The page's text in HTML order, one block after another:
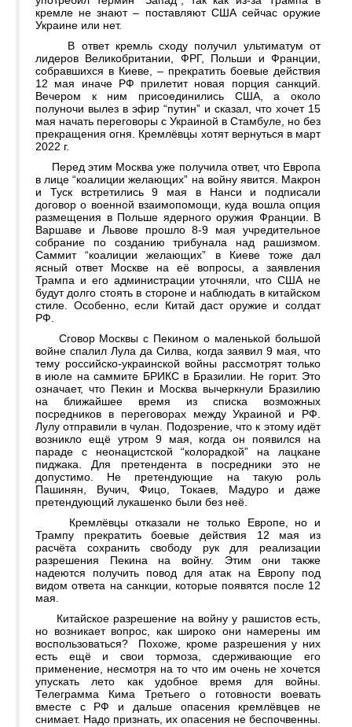
кремле не знают – поставляют США сейчас оружие
Украине или нет.
В ответ кремль сходу получил ультиматум от
лидеров Великобритании, ФРГ, Польши и Франции,
собравшихся в Киеве, – прекратить боевые действия
12 мая иначе РФ прилетит новая порция санкций.
Вечером к ним присоединились США, а около
полуночи вылез в эфир “путин” и сказал, что хочет 15
мая начать переговоры с Украиной в Стамбуле, но без
прекращения огня. Кремлёвцы хотят вернуться в март
2022 г.
Перед этим Москва уже получила ответ, что Европа
в лице “коалиции желающих” на войну явится. Макрон
и Туск встретились 9 мая в Нанси и подписали
договор о военной взаимопомощи, куда вошла опция
размещения в Польше ядерного оружия Франции. В
Варшаве и Львове прошло 8-9 мая учредительное
собрание по созданию трибунала над рашизмом.
Саммит “коалиции желающих” в Киеве тоже дал
ясный ответ Москве на её вопросы, а заявления
Трампа и его администрации уточняли, что США не
будут долго стоять в стороне и наблюдать в китайском
стиле. Особенно, если Китай даст оружие и солдат
РФ.
Сговор Москвы с Пекином о маленькой большой
войне спалил Лула да Силва, когда заявил 9 мая, что
тему российско-украинской войны рассмотрят только
в июле на саммите БРИКС в Бразилии. Не горит. Это
означает, что Пекин и Москва вычеркнули Бразилию
на ближайшее время из списка возможных
посредников в переговорах между Украиной и РФ.
Лулу отправили в чулан. Подозрение, что к этому идёт
возникло ещё утром 9 мая, когда он появился на
параде с неонацистской “колорадкой” на лацкане
пиджака. Для претендента в посредники это не
допустимо. Не претендующие на такую роль
Пашинян, Вучич, Фицо, Токаев, Мадуро и даже
претендующий лукашенко были без неё.
Кремлёвцы отказали не только Европе, но и
Трампу прекратить боевые действия 12 мая из
расчёта сохранить свободу рук для реализации
разрешения Пекина на войну. Этим они также
надеются получить повод для атак на Европу под
видом ответа на санкции, которые появятся после 12
мая.
Китайское разрешение на войну у рашистов есть,
но возникает вопрос, как широко они намерены им
воспользоваться? Похоже, кроме разрешения у них
есть ещё и свои тормоза, сдерживающие его
применение, несмотря на то что им очень не хочется
упускать лето как удобное время для войны.
Телеграмма Кима Третьего о готовности воевать
вместе с РФ и дальше опасения кремлёвцев не
снимает. Надо признать, их опасения не беспочвенны.